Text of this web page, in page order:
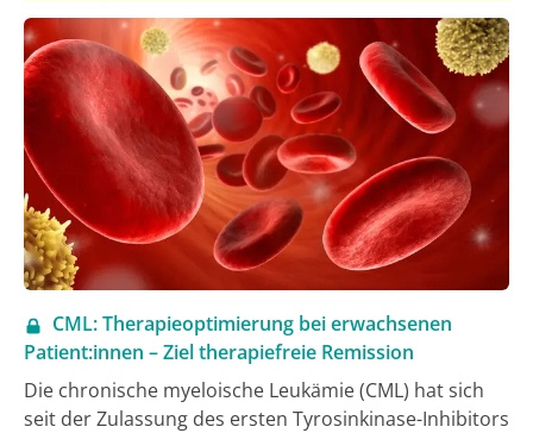
CML: Therapieoptimierung bei erwachsenen
Patient:innen – Ziel therapiefreie Remission
Die chronische myeloische Leukämie (CML) hat sich
seit der Zulassung des ersten Tyrosinkinase-Inhibitors